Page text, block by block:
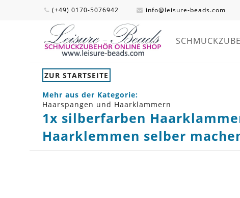
(+49) 0170-5076942 info@leisure-beads.com
ZUR STARTSEITE
Mehr aus der Kategorie:
Haarspangen und Haarklammern
1x silberfarben
Haarklemmen selber